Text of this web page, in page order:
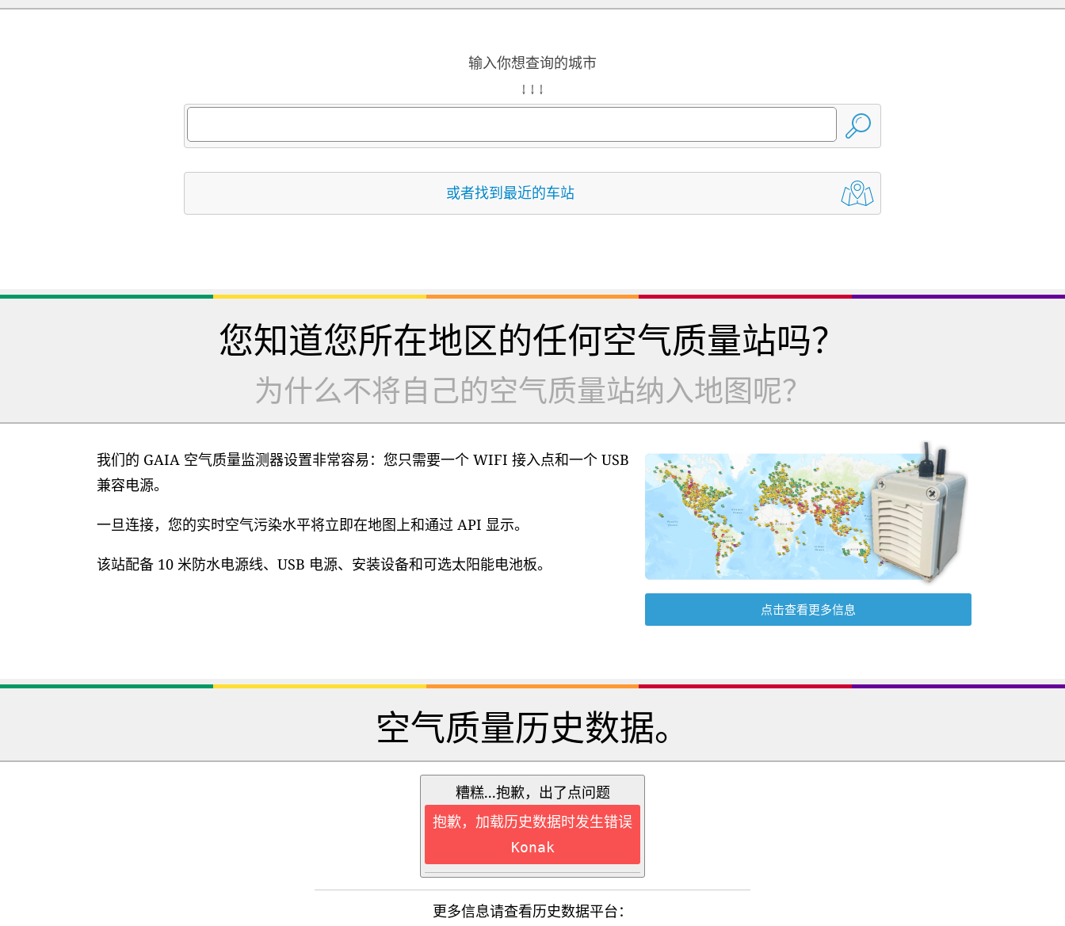
输入你想查询的城市
↓ ↓ ↓
或者找到最近的车站
您知道您所在地区的任何空气质量站吗？
为什么不将自己的空气质量站纳入地图呢？
我们的 GAIA 空气质量监测器设置非常容易：您只需要一个 WIFI 接入点和一个 USB
兼容电源。
一旦连接，您的实时空气污染水平将立即在地图上和通过 API 显示。
该站配备 10 米防水电源线、USB 电源、安装设备和可选太阳能电池板。
点击查看更多信息
空气质量历史数据。
糟糕...抱歉，出了点问题
抱歉，加载历史数据时发生错误
Konak
更多信息请查看历史数据平台：